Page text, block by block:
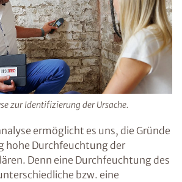
zur Identifizierung der Ursache.
ermöglicht es uns, die Gründe
hohe Durchfeuchtung der
Denn eine Durchfeuchtung des
bzw. eine